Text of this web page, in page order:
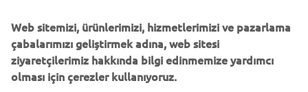
DAHA FAZLA YAMAHA
DESTEK
Web sitemizi, ürünlerimizi, hizmetlerimizi ve pazarlama
çabalarımızı geliştirmek adına, web sitesi
ziyaretçilerimiz hakkında bilgi edinmemize yardımcı
olması için çerezler kullanıyoruz.